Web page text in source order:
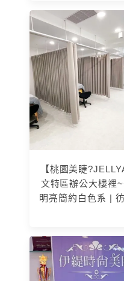
【桃園美睫
文特區辦公大樓裡
明亮簡約白色系 |